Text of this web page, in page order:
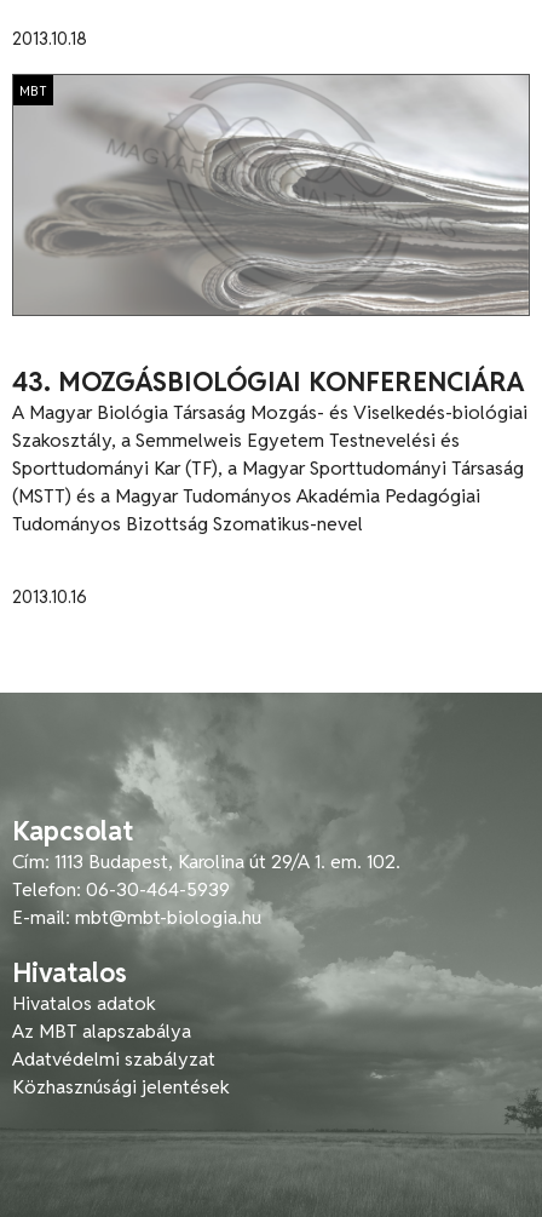
2013.10.18
43. MOZGÁSBIOLÓGIAI KONFERENCIÁRA
MBT
2013.10.16
A Magyar Biológia Társaság Mozgás- és Viselkedés-biológiai
Szakosztály, a Semmelweis Egyetem Testnevelési és
Sporttudományi Kar (TF), a Magyar Sporttudományi Társaság
(MSTT) és a Magyar Tudományos Akadémia Pedagógiai
Tudományos Bizottság Szomatikus-nevel
Kapcsolat
Cím: 1113 Budapest, Karolina út 29/A 1. em. 102.
Telefon: 06-30-464-5939
E-mail:mbt@mbt-biologia.hu
Hivatalos
Hivatalos adatok
Az MBT alapszabálya
Adatvédelmi szabályzat
Közhasznúsági jelentések